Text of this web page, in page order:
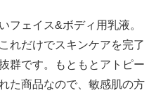
フェイス&ボディ用乳液。
れだけでスキンケアを完了
群です。もともとアトピー
た商品なので、敏感肌の方